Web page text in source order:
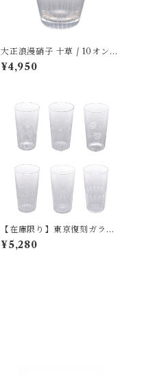
大正浪漫硝子 十草 / 10オンス
オールド ｜ 廣田硝子
¥4,950
【在庫限り】東京復刻ガラス
BRUNCH (ブランチ) / 10オ
ンス ｜ 廣田硝子
¥5,280